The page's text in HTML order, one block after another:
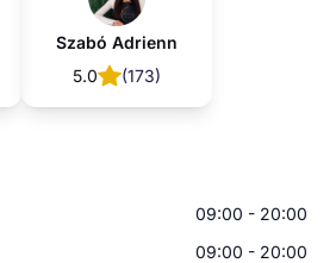
Szabó Adrienn
5.0
(173)
09:00 - 20:00
09:00 - 20:00